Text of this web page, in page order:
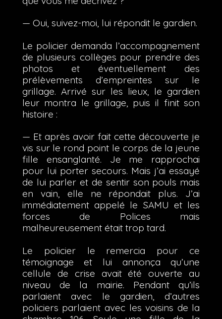
— Oui, suivez-moi, lui répondit le gardien.
Le policier demanda l’accompagnement
de plusieurs collèges pour prendre des
photos et éventuellement des
prélèvements d’empreintes sur le
grillage. Arrivé sur les lieux, le gardien
leur montra le grillage, puis il finit son
histoire :
— Et après avoir fait cette découverte je
vis sur le rond point le corps de la jeune
fille ensanglanté. Je me rapprochai
pour lui porter secours. Mais j’ai essayé
de lui parler et de sentir son pouls mais
en vain, elle ne répondait plus. J’ai
immédiatement appelé le SAMU et les
forces de Polices mais
malheureusement était trop tard.
Le policier le remercia pour ce
témoignage et lui annonça qu’une
cellule de crise avait été ouverte au
niveau de la mairie. Pendant qu’ils
parlaient avec le gardien, d’autres
policiers parlaient avec les voisins de la